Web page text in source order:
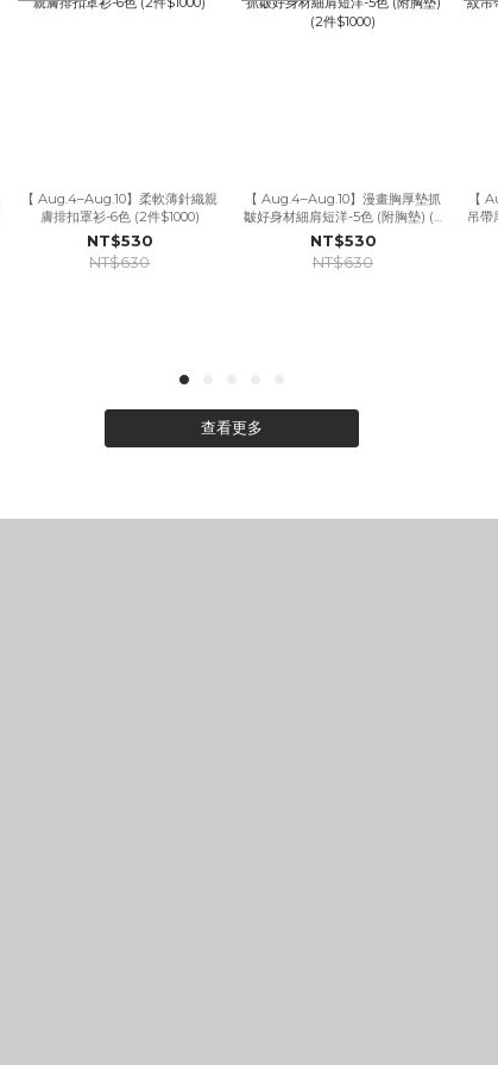
【 Aug.4–Aug.10】柔軟薄針織親
膚排扣罩衫-6色 (2件$1000)
NT$530
NT$630
【 Aug.4–Aug.10】漫畫胸厚墊抓
皺好身材細肩短洋-5色 (附胸墊) (2
件$1000)
NT$530
NT$630
【
吊帶
查看更多